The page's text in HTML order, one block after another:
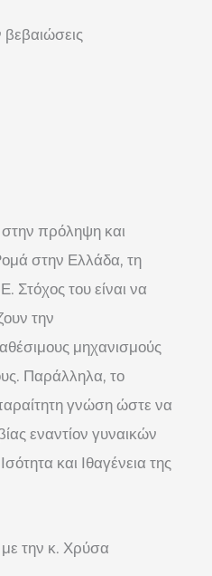
πρόληψη και
στην Ελλάδα, τη
Στόχος του είναι να
την
μηχανισμούς
Παράλληλα, το
γνώση ώστε να
εναντίον γυναικών
και Ιθαγένεια της
με την κ. Χρύσα